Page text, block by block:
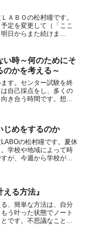
ＡＢＯの松村瞳です。
定を変更して（「ここ
日からまた続けま
２月7日に合格通知を貰
学のＡＯ...
い時～何のためにそ
のかを考える～
す。センター試験を終
自己採点をし、多くの
き合う時間です。想定
どでも、結果が明確に
望むもの...
じめをするのか
の松村瞳です。夏休
学校や地域によって時
が、今週から学校が開
当然...
える方法』
、簡単な方法は、自分
う叶った状態でノート
です。不思議なこと